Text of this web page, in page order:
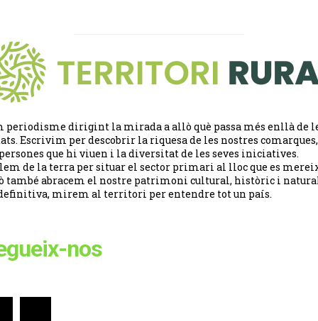
periodisme dirigint la mirada a allò què passa més enllà de
Escrivim per descobrir la riquesa de les nostres
que hi viuen i la diversitat de les seves iniciatives.
de la terra per situar el sector primari al lloc que es
també abracem el nostre patrimoni cultural, històric i
mirem al territori per entendre tot un país.
nos